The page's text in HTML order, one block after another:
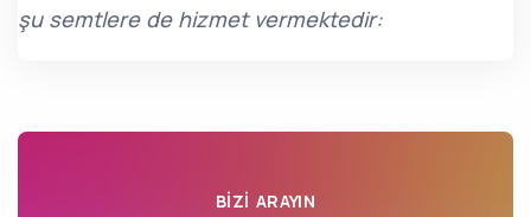
şu semtlere de hizmet vermektedir:
BIZI ARAYIN